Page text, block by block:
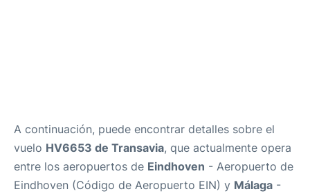
A continuación, puede encontrar detalles sobre el
vuelo HV6653 de Transavia, que actualmente opera
entre los aeropuertos de Eindhoven - Aeropuerto de
Eindhoven (Código de Aeropuerto EIN) y Málaga -